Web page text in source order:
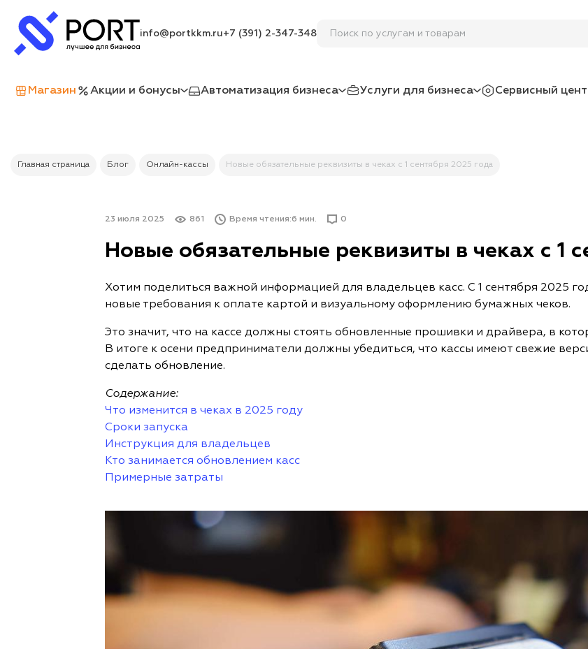
info@portkkm.ru+7 (391) 2-347-348 Уста
Магазин Акции и бонусы Автоматизация бизнеса Услуги для бизнеса Сервисный
Главная страница Блог Онлайн-кассы Новые обязательные реквизиты в чеках с 1 сентября 2025 года
23 июля 2025 861 Время чтения:6 мин. 0
Новые обязательные реквизиты в чеках с 1
Хотим поделиться важной информацией для владельцев касс. С 1 сентября 2025
новые требования к оплате картой и визуальному оформлению бумажных чеков.
Это значит, что на кассе должны стоять обновленные прошивки и драйвера, в
В итоге к осени предприниматели должны убедиться, что кассы имеют свежие
сделать обновление.
Содержание:
Что изменится в чеках в 2025 году
Сроки запуска
Инструкция для владельцев
Кто занимается обновлением касс
Примерные затраты